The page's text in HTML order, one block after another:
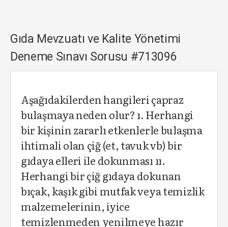
Gıda Mevzuatı ve Kalite Yönetimi
Deneme Sınavı Sorusu #713096
Aşağıdakilerden hangileri çapraz
bulaşmaya neden olur? ı. Herhangi
bir kişinin zararlı etkenlerle bulaşma
ihtimali olan çiğ (et, tavuk vb) bir
gıdaya elleri ile dokunması ıı.
Herhangi bir çiğ gıdaya dokunan
bıçak, kaşık gibi mutfak veya temizlik
malzemelerinin, iyice
temizlenmeden yenilmeye hazır